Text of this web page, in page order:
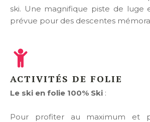
ski. Une magnifique piste de luge
prévue pour des descentes
ACTIVITÉS DE FOLIE
Le ski en folie 100% Ski :
Pour profiter au maximum et